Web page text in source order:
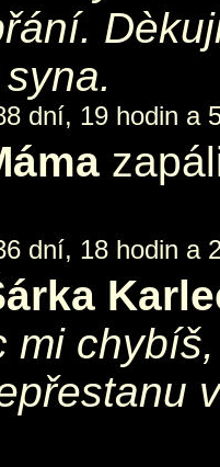
dní, 19 hodin a
dní, 18 hodin a
mi